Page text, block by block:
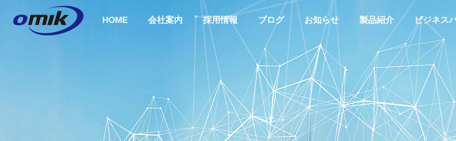
HOME 会社案内 採用情報 ブログ お知らせ 製品紹介 ビジネス
会社概要
ABOUT US
代表あいさつ
GREETING